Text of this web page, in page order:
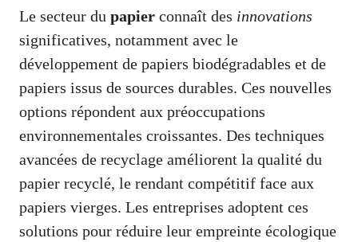
Le secteur du papier connaît des innovations
significatives, notamment avec le
développement de papiers biodégradables et de
papiers issus de sources durables. Ces nouvelles
options répondent aux préoccupations
environnementales croissantes. Des techniques
avancées de recyclage améliorent la qualité du
papier recyclé, le rendant compétitif face aux
papiers vierges. Les entreprises adoptent ces
solutions pour réduire leur empreinte écologique